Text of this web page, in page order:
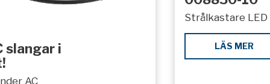
slangar i
AC
Strålkastare LED
LÄS MER